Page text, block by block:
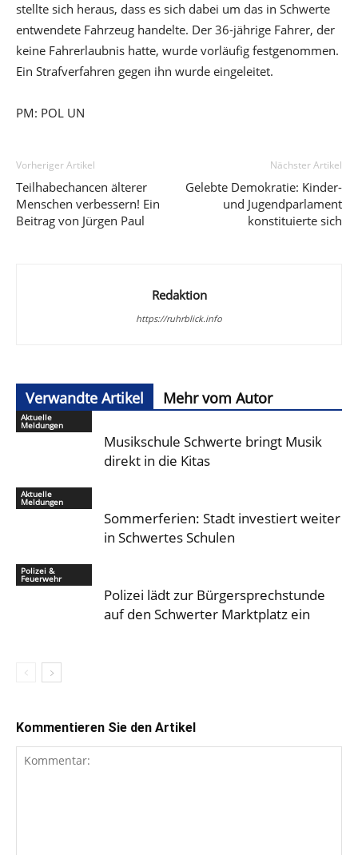
stellte sich heraus, dass es sich dabei um das in Schwerte
entwendete Fahrzeug handelte. Der 36-jährige Fahrer, der
keine Fahrerlaubnis hatte, wurde vorläufig festgenommen.
Ein Strafverfahren gegen ihn wurde eingeleitet.
PM: POL UN
Vorheriger Artikel
Teilhabechancen älterer
Menschen verbessern! Ein
Beitrag von Jürgen Paul
Nächster Artikel
Gelebte Demokratie: Kinder-
und Jugendparlament
konstituierte sich
Redaktion
https://ruhrblick.info
Verwandte Artikel Mehr vom Autor
Aktuelle
Meldungen
Musikschule Schwerte bringt Musik
direkt in die Kitas
Aktuelle
Meldungen
Sommerferien: Stadt investiert weiter
in Schwertes Schulen
Polizei &
Feuerwehr
Polizei lädt zur Bürgersprechstunde
auf den Schwerter Marktplatz ein
Kommentieren Sie den Artikel